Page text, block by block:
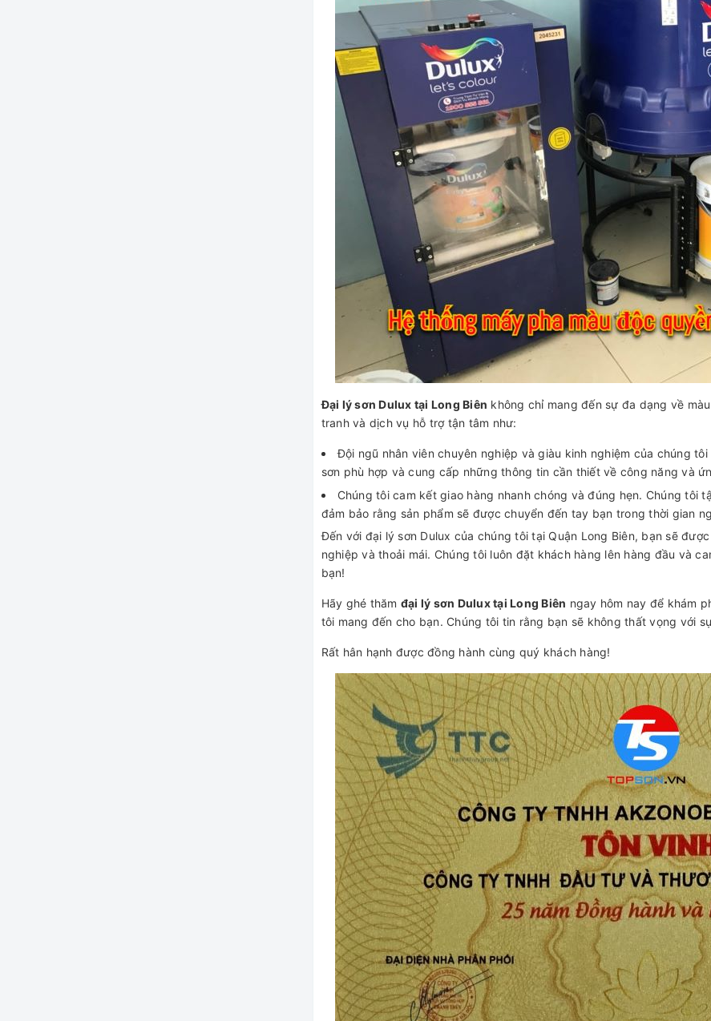
Đại lý sơn Dulux tại Long Biên không chỉ mang đến sự đa dạng về
tranh và dịch vụ hỗ trợ tận tâm như:
Đội ngũ nhân viên chuyên nghiệp và giàu kinh nghiệm của chúng
sơn phù hợp và cung cấp những thông tin cần thiết về công năng và
Chúng tôi cam kết giao hàng nhanh chóng và đúng hẹn. Chúng tôi
đảm bảo rằng sản phẩm sẽ được chuyển đến tay bạn trong thời gian
Đến với đại lý sơn Dulux của chúng tôi tại Quận Long Biên, bạn sẽ
nghiệp và thoải mái. Chúng tôi luôn đặt khách hàng lên hàng đầu và
bạn!
Hãy ghé thăm đại lý sơn Dulux tại Long Biên ngay hôm nay để khám
tôi mang đến cho bạn. Chúng tôi tin rằng bạn sẽ không thất vọng với
Rất hân hạnh được đồng hành cùng quý khách hàng!